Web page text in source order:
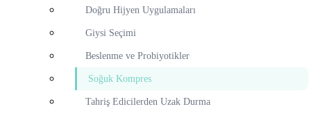
Doğru Hijyen Uygulamaları
Giysi Seçimi
Beslenme ve Probiyotikler
Soğuk Kompres
Tahriş Edicilerden Uzak Durma